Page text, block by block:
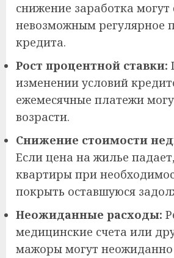
снижение заработка могут
невозможным регулярное
кредита.
Рост процентной ставки:
изменении условий
ежемесячные платежи
возрасти.
Снижение стоимости
Если цена на жилье
квартиры при
покрыть оставшуюся
Неожиданные расходы:
медицинские счета или
мажоры могут неожиданно